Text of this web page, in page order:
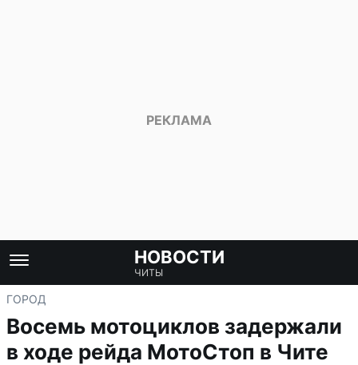
НОВОСТИ
ЧИТЫ
ГОРОД
Восемь мотоциклов задержали
в ходе рейда МотоСтоп в Чите